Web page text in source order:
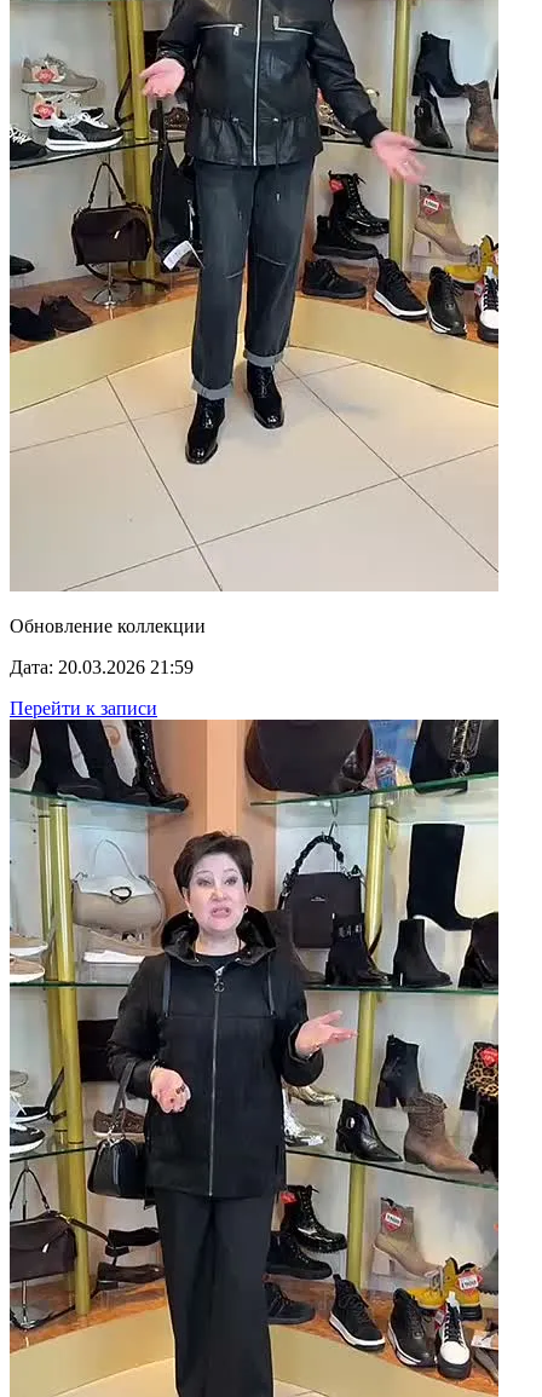
Обновление коллекции
Дата: 20.03.2026 21:59
Перейти к записи